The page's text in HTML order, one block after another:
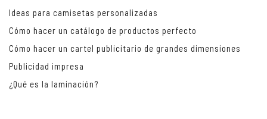
Ideas para camisetas personalizadas
Cómo hacer un catálogo de productos perfecto
Cómo hacer un cartel publicitario de grandes dimensiones
Publicidad impresa
¿Qué es la laminación?